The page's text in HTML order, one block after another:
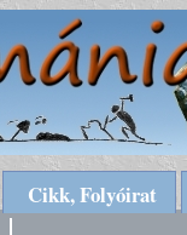
Cikk, Folyóirat